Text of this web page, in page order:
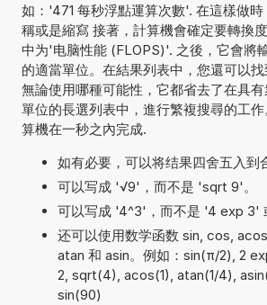
如：'471 每秒浮點運算次數'. 在這樣做
稱或是縮寫 接著，計算機會確定要轉換
中为'电脑性能 (FLOPS)'. 之後，它會將
的適當單位。在結果列表中，您還可以
無論使用哪種可能性，它都省去了在具
單位的長選列表中，進行繁複搜尋的工
算機在一秒之內完成.
如有必要，可以将结果四舍五入到
可以写成 '√9'，而不是 'sqrt 9'。
可以写成 '4^3'，而不是 '4 exp 3'
还可以使用数学函数 sin, cos,
atan 和 asin。例如：sin(π/2), 2
2, sqrt(4), acos(1), atan(1/4),
sin(90)